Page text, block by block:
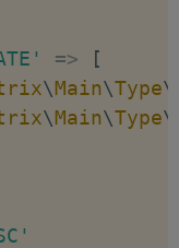
=>
[
\Main\Type\
\Main\Type\